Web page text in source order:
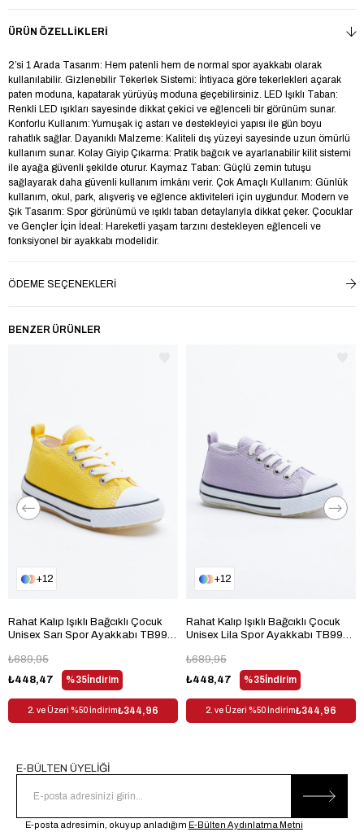
ÜRÜN ÖZELLIKLERI
2’si 1 Arada Tasarım: Hem patenli hem de normal spor ayakkabı olarak
kullanılabilir. Gizlenebilir Tekerlek Sistemi: İhtiyaca göre tekerlekleri açarak
paten moduna, kapatarak yürüyüş moduna geçebilirsiniz. LED Işıklı Taban:
Renkli LED ışıkları sayesinde dikkat çekici ve eğlenceli bir görünüm sunar.
Konforlu Kullanım: Yumuşak iç astarı ve destekleyici yapısı ile gün boyu
rahatlık sağlar. Dayanıklı Malzeme: Kaliteli dış yüzeyi sayesinde uzun ömürlü
kullanım sunar. Kolay Giyip Çıkarma: Pratik bağcık ve ayarlanabilir kilit sistemi
ile ayağa güvenli şekilde oturur. Kaymaz Taban: Güçlü zemin tutuşu
sağlayarak daha güvenli kullanım imkânı verir. Çok Amaçlı Kullanım: Günlük
kullanım, okul, park, alışveriş ve eğlence aktiviteleri için uygundur. Modern ve
Şık Tasarım: Spor görünümü ve ışıklı taban detaylarıyla dikkat çeker. Çocuklar
ve Gençler İçin İdeal: Hareketli yaşam tarzını destekleyen eğlenceli ve
fonksiyonel bir ayakkabı modelidir.
Trendyol
Topuk Boyu
Astar Materyali
Saya Materyali Tekstil
Taban Materyali Faylon
Günlük
Kutu Durumu
ÖDEME SEÇENEKLERI
BENZER ÜRÜNLER
12
Rahat Kalıp Işıklı Bağcıklı Çocuk
Unisex Sarı Spor Ayakkabı TB998-
%35İndirim
₺448,47
₺689,95
2. ve Üzeri %50 İndirim₺344,96
12
Rahat Kalıp Işıklı Bağcıklı Çocuk
Unisex Lila Spor Ayakkabı TB998-
%35İndirim
₺448,47
₺689,95
2. ve Üzeri %50 İndirim₺344,96
E-BÜLTEN ÜYELİĞİ
E-posta adresimin, okuyup anladığım E-Bülten Aydınlatma Metni